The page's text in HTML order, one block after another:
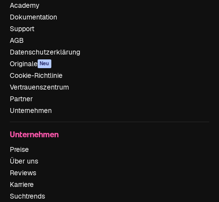
Academy
Dokumentation
Support
AGB
Datenschutzerklärung
Originale Neu
Cookie-Richtlinie
Vertrauenszentrum
Partner
Unternehmen
Unternehmen
Preise
Über uns
Reviews
Karriere
Suchtrends